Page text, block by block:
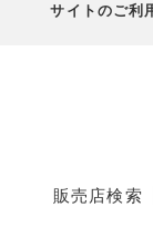
サイトのご利
販売店検索